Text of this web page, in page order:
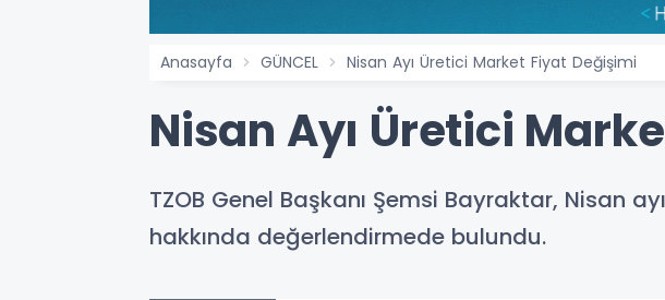
Anasayfa GÜNCEL Nisan Ayı Üretici Market Fiyat Değişimi
Nisan Ayı Üretici
TZOB Genel Başkanı Şemsi Bayraktar, Nisan
hakkında değerlendirmede bulundu.